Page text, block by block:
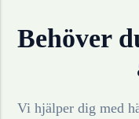
Behöver
Vi hjälper dig med